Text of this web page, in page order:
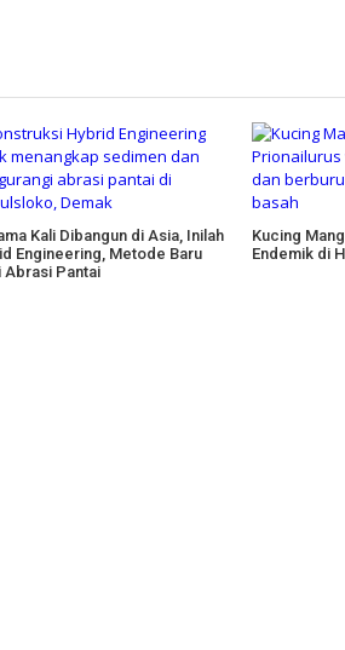
Kali Dibangun di Asia, Inilah
Engineering, Metode Baru
Abrasi Pantai
Kucing
Endemik di